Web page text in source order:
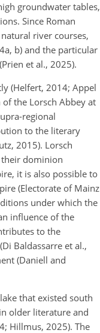
groundwater tables,
Since Roman
river courses,
b) and the particular
et al., 2025).
(Helfert, 2014; Appel
the Lorsch Abbey at
regional
to the literary
2015). Lorsch
their dominion
it is also possible to
(Electorate of Mainz
under which the
influence of the
to the
Baldassarre et al.,
(Daniell and
that existed south
older literature and
Hillmus, 2025). The